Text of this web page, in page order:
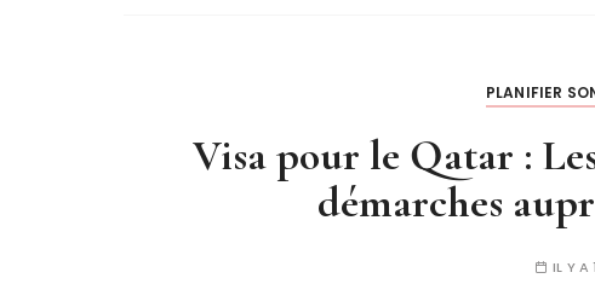
PLANIFIER
Visa pour le Qatar :
démarches
IL Y A